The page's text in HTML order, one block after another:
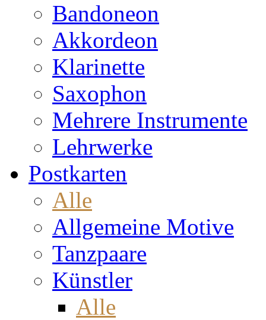
Bandoneon
Akkordeon
Klarinette
Saxophon
Mehrere Instrumente
Lehrwerke
Postkarten
Alle
Allgemeine Motive
Tanzpaare
Künstler
Alle